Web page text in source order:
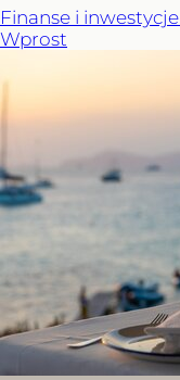
Finanse i inwestycje
Wprost